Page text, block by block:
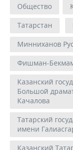
Общество
Татарстан
Минниханов
Фишман-
Казанский
Большой
Качалова
Татарский
имени
Казанский